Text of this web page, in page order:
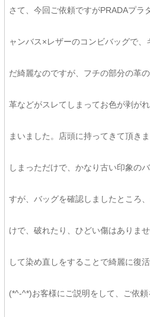
さて、今回ご依頼ですがPRADAプラ
ャンバス×レザーのコンビバッグで、
だ綺麗なのですが、フチの部分の革
革などがスレてしまってお色が剥が
まいました。店頭に持ってきて頂き
しまっただけで、かなり古い印象の
すが、バッグを確認しましたところ
けで、破れたり、ひどい傷はありま
して染め直しをすることで綺麗に復
(*^-^*)お客様にご説明をして、ご依